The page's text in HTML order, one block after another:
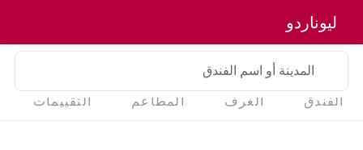
ليوناردو
المدينة أو اسم الفندق
الفندق الغرف المطاعم التقييمات